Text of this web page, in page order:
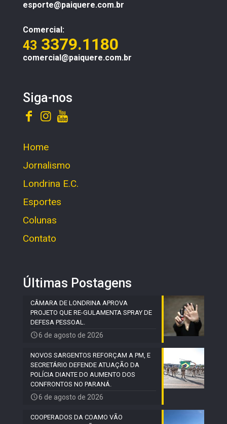
esporte@paiquere.com.br
Comercial:
43 3379.1180
comercial@paiquere.com.br
Siga-nos
Home
Jornalismo
Londrina E.C.
Esportes
Colunas
Contato
Últimas Postagens
CÂMARA DE LONDRINA APROVA
PROJETO QUE RE-GULAMENTA SPRAY DE
DEFESA PESSOAL.
6 de agosto de 2026
NOVOS SARGENTOS REFORÇAM A PM, E
SECRETÁRIO DEFENDE ATUAÇÃO DA
POLÍCIA DIANTE DO AUMENTO DOS
CONFRONTOS NO PARANÁ.
6 de agosto de 2026
COOPERADOS DA COAMO VÃO